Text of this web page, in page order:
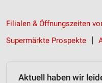
Filialen & Öffnungszeiten
Supermärkte Prospekte
Aktuell haben wir